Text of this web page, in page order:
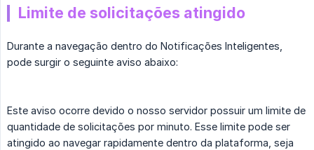
Limite de solicitações atingido
Durante a navegação dentro do Notificações Inteligentes,
pode surgir o seguinte aviso abaixo:
Este aviso ocorre devido o nosso servidor possuir um limite de
quantidade de solicitações por minuto. Esse limite pode ser
atingido ao navegar rapidamente dentro da plataforma, seja